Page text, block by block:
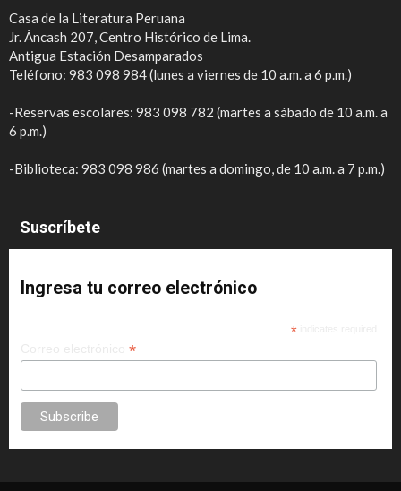
Casa de la Literatura Peruana
Jr. Áncash 207, Centro Histórico de Lima.
Antigua Estación Desamparados
Teléfono: 983 098 984 (lunes a viernes de 10 a.m. a 6 p.m.)
-Reservas escolares: 983 098 782 (martes a sábado de 10 a.m. a
6 p.m.)
-Biblioteca: 983 098 986 (martes a domingo, de 10 a.m. a 7 p.m.)
Suscríbete
Ingresa tu correo electrónico
*
*